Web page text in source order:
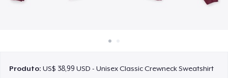
Produto:US$ 38,99 USD - Unisex Classic Crewneck Sweatshirt